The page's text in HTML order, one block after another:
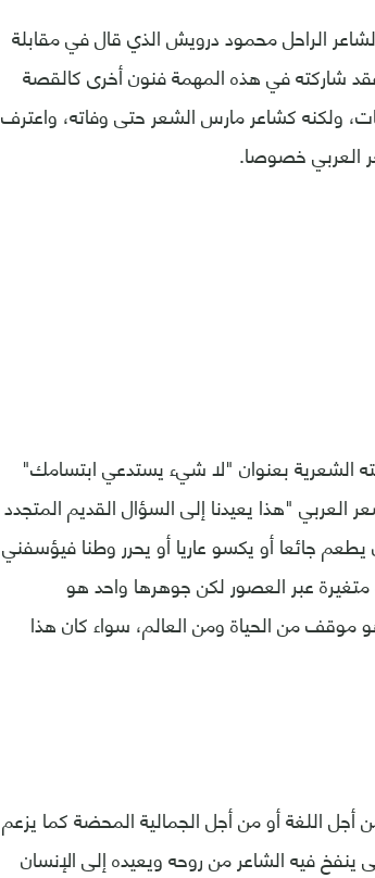
الراحل محمود درويش الذي قال في مقابلة
شاركته في هذه المهمة فنون أخرى كالقصة
ولكنه كشاعر مارس الشعر حتى وفاته، واعترف
العربي خصوصا.
الشعرية بعنوان "لا شيء يستدعي ابتسامك"
العربي "هذا يعيدنا إلى السؤال القديم المتجدد
جائعا أو يكسو عاريا أو يحرر وطنا فيؤسفني
عبر العصور لكن جوهرها واحد هو
موقف من الحياة ومن العالم، سواء كان هذا
اللغة أو من أجل الجمالية المحضة كما يزعم
فيه الشاعر من روحه ويعيده إلى الإنسان